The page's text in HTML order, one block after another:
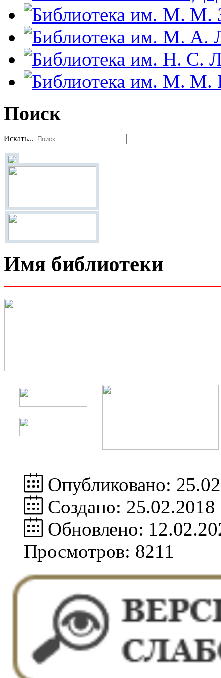
Поиск
Искать...
Имя библиотеки
Опубликовано:
Создано: 25.02.2018
Обновлено:
Просмотров: 8211